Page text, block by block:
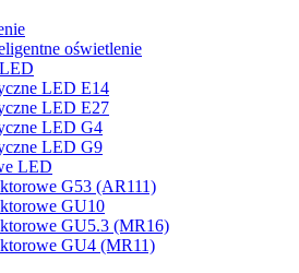
oświetlenie
LED E14
LED E27
LED G4
LED G9
LED
G53 (AR111)
GU10
GU5.3 (MR16)
GU4 (MR11)